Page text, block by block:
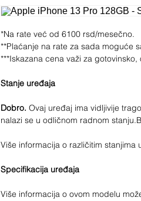
*Na rate već od 6100 rsd/mesečno.
**Plaćanje na rate za sada moguće
***Iskazana cena važi za
Stanje uređaja
Dobro. Ovaj uređaj ima vidljivije
nalazi se u odličnom radnom
Više informacija o različitim stanjima
Specifikacija uređaja
Više informacija o ovom modelu